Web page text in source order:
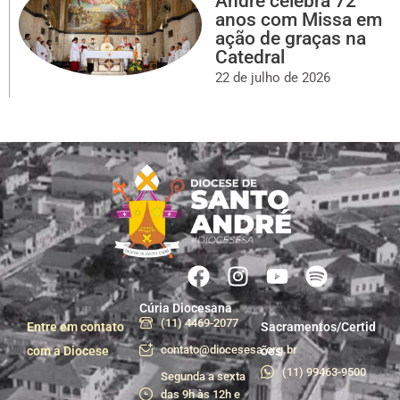
anos com Missa em
ação de graças na
Catedral
22 de julho de 2026
Entre em contato
com a Diocese
Cúria Diocesana
(11) 4469-2077
contato@diocesesa.org.br
Segunda a sexta
das 9h às 12h e
Sacramentos/Certid
ões
(11) 99463-9500